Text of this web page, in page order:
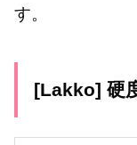
す。
[Lakko] 硬